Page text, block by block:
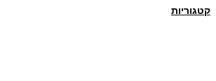
קטגוריות